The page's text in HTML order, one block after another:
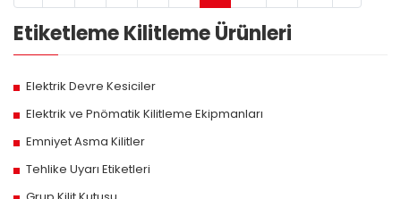
Etiketleme Kilitleme Ürünleri
Elektrik Devre Kesiciler
Elektrik ve Pnömatik Kilitleme Ekipmanları
Emniyet Asma Kilitler
Tehlike Uyarı Etiketleri